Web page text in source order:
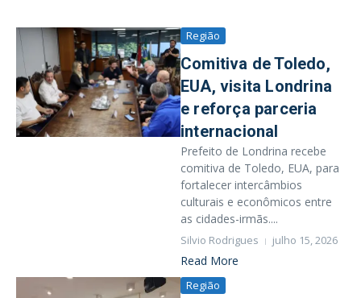
Região
Comitiva de Toledo,
EUA, visita Londrina
e reforça parceria
internacional
Prefeito de Londrina recebe
comitiva de Toledo, EUA, para
fortalecer intercâmbios
culturais e econômicos entre
as cidades-irmãs....
Silvio Rodrigues julho 15, 2026
Read More
Região